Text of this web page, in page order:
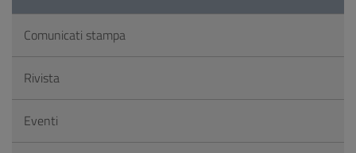
Comunicati stampa
Rivista
Eventi